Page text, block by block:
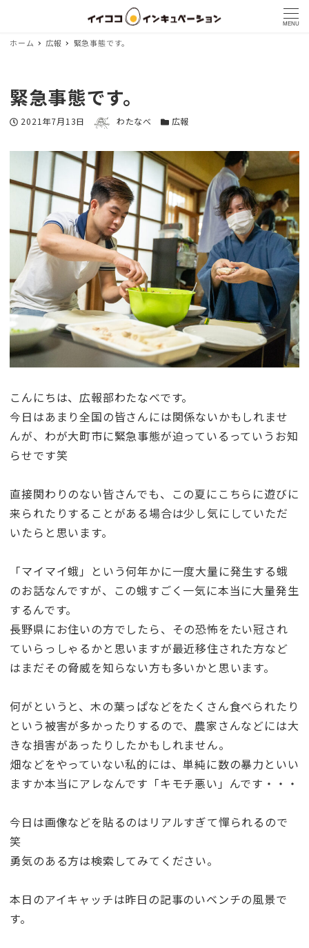
MENU
ホーム 広報 緊急事態です。
緊急事態です。
投稿日
2021年7月13日 著者 わたなべ カテゴリー
広報
こんにちは、広報部わたなべです。
今日はあまり全国の皆さんには関係ないかもしれませ
んが、わが大町市に緊急事態が迫っているっていうお知
らせです笑
直接関わりのない皆さんでも、この夏にこちらに遊びに
来られたりすることがある場合は少し気にしていただ
いたらと思います。
「マイマイ蛾」という何年かに一度大量に発生する蛾
のお話なんですが、この蛾すごく一気に本当に大量発生
するんです。
長野県にお住いの方でしたら、その恐怖をたい冠され
ていらっしゃるかと思いますが最近移住された方など
はまだその脅威を知らない方も多いかと思います。
何がというと、木の葉っぱなどをたくさん食べられたり
という被害が多かったりするので、農家さんなどには大
きな損害があったりしたかもしれません。
畑などをやっていない私的には、単純に数の暴力といい
ますか本当にアレなんです「キモチ悪い」んです・・・
今日は画像などを貼るのはリアルすぎて憚られるので
笑
勇気のある方は検索してみてください。
本日のアイキャッチは昨日の記事のいベンチの風景で
す。